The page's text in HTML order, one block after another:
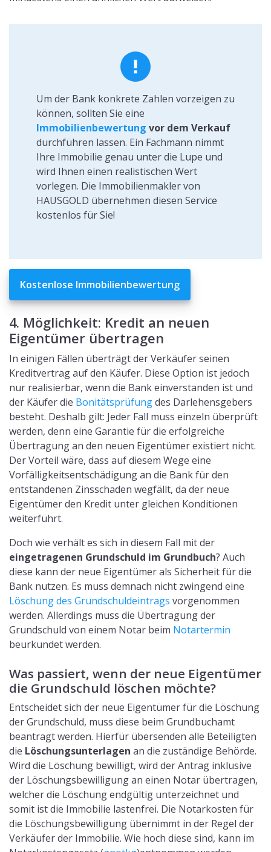
Um der Bank konkrete Zahlen vorzeigen zu
können, sollten Sie eine
Immobilienbewertung vor dem Verkauf
durchführen lassen. Ein Fachmann nimmt
Ihre Immobilie genau unter die Lupe und
wird Ihnen einen realistischen Wert
vorlegen. Die Immobilienmakler von
HAUSGOLD übernehmen diesen Service
kostenlos für Sie!
Kostenlose Immobilienbewertung
4. Möglichkeit: Kredit an neuen
Eigentümer übertragen
In einigen Fällen überträgt der Verkäufer seinen
Kreditvertrag auf den Käufer. Diese Option ist jedoch
nur realisierbar, wenn die Bank einverstanden ist und
der Käufer die Bonitätsprüfungdes Darlehensgebers
besteht. Deshalb gilt: Jeder Fall muss einzeln überprüft
werden, denn eine Garantie für die erfolgreiche
Übertragung an den neuen Eigentümer existiert nicht.
Der Vorteil wäre, dass auf diesem Wege eine
Vorfälligkeitsentschädigung an die Bank für den
entstandenen Zinsschaden wegfällt, da der neue
Eigentümer den Kredit unter gleichen Konditionen
weiterführt.
Doch wie verhält es sich in diesem Fall mit der
eingetragenen Grundschuld im Grundbuch? Auch
diese kann der neue Eigentümer als Sicherheit für die
Bank nutzen. Es muss demnach nicht zwingend eine
Löschung des Grundschuldeintrags vorgenommen
werden. Allerdings muss die Übertragung der
Grundschuld von einem Notar beim Notartermin
beurkundet werden.
Was passiert, wenn der neue Eigentümer
die Grundschuld löschen möchte?
Entscheidet sich der neue Eigentümer für die Löschung
der Grundschuld, muss diese beim Grundbuchamt
beantragt werden. Hierfür übersenden alle Beteiligten
die Löschungsunterlagen an die zuständige Behörde.
Wird die Löschung bewilligt, wird der Antrag inklusive
der Löschungsbewilligung an einen Notar übertragen,
welcher die Löschung endgültig unterzeichnet und
somit ist die Immobilie lastenfrei. Die Notarkosten für
die Löschungsbewilligung übernimmt in der Regel der
Verkäufer der Immobilie. Wie hoch diese sind, kann im